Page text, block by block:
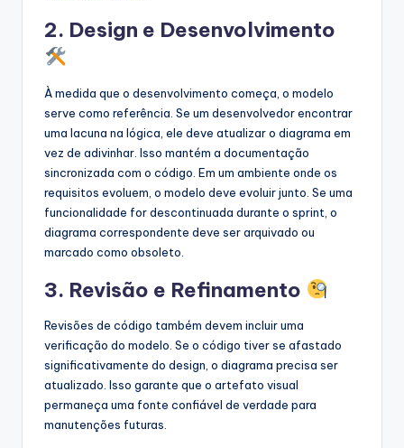
2. Design e Desenvolvimento
À medida que o desenvolvimento começa, o modelo
serve como referência. Se um desenvolvedor encontrar
uma lacuna na lógica, ele deve atualizar o diagrama em
vez de adivinhar. Isso mantém a documentação
sincronizada com o código. Em um ambiente onde os
requisitos evoluem, o modelo deve evoluir junto. Se uma
funcionalidade for descontinuada durante o sprint, o
diagrama correspondente deve ser arquivado ou
marcado como obsoleto.
3. Revisão e Refinamento
Revisões de código também devem incluir uma
verificação do modelo. Se o código tiver se afastado
significativamente do design, o diagrama precisa ser
atualizado. Isso garante que o artefato visual
permaneça uma fonte confiável de verdade para
manutenções futuras.